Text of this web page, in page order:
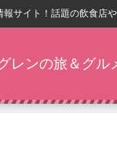
サイト！話題の飲食店
レンの旅＆グル